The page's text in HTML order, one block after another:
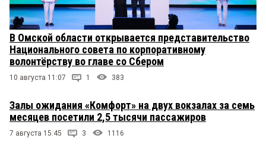
В Омской области открывается представительство
Национального совета по корпоративному
волонтёрству во главе со Сбером
10 августа 11:07 1 383
Залы ожидания «Комфорт» на двух вокзалах за семь
месяцев посетили 2,5 тысячи пассажиров
7 августа 15:45 3 1116